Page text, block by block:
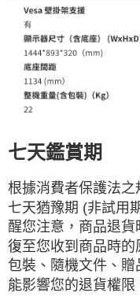
七天鑑賞期
根據消費者保護法
七天猶豫期 (非試用
醒您注意，商品退
復至您收到商品時
包裝、隨機文件、
能影響您的退貨權限